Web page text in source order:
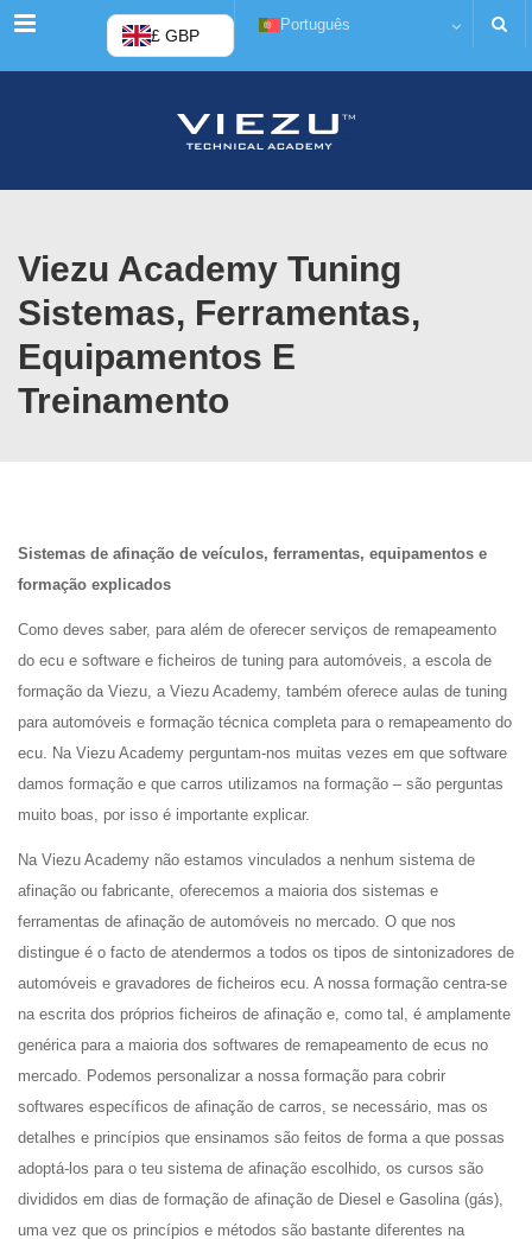
Cardápio £ GBP
Português
Viezu Academy Tuning
Sistemas, Ferramentas,
Equipamentos E
Treinamento
Sistemas de afinação de veículos, ferramentas, equipamentos e
formação explicados
Como deves saber, para além de oferecer serviços de remapeamento
do ecu e software e ficheiros de tuning para automóveis, a escola de
formação da Viezu, a Viezu Academy, também oferece aulas de tuning
para automóveis e formação técnica completa para o remapeamento do
ecu. Na Viezu Academy perguntam-nos muitas vezes em que software
damos formação e que carros utilizamos na formação – são perguntas
muito boas, por isso é importante explicar.
Na Viezu Academy não estamos vinculados a nenhum sistema de
afinação ou fabricante, oferecemos a maioria dos sistemas e
ferramentas de afinação de automóveis no mercado. O que nos
distingue é o facto de atendermos a todos os tipos de sintonizadores de
automóveis e gravadores de ficheiros ecu. A nossa formação centra-se
na escrita dos próprios ficheiros de afinação e, como tal, é amplamente
genérica para a maioria dos softwares de remapeamento de ecus no
mercado. Podemos personalizar a nossa formação para cobrir
softwares específicos de afinação de carros, se necessário, mas os
detalhes e princípios que ensinamos são feitos de forma a que possas
adoptá-los para o teu sistema de afinação escolhido, os cursos são
divididos em dias de formação de afinação de Diesel e Gasolina (gás),
uma vez que os princípios e métodos são bastante diferentes na